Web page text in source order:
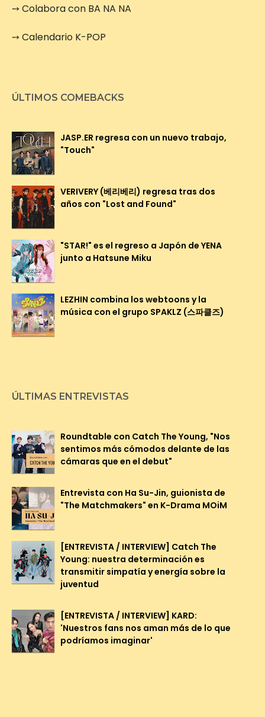
➙Colabora con BA NA NA
➙Calendario K-POP
ÚLTIMOS COMEBACKS
JASP.ER regresa con un nuevo trabajo,
"Touch"
VERIVERY (베리베리) regresa tras dos
años con "Lost and Found"
"STAR!" es el regreso a Japón de YENA
junto a Hatsune Miku
LEZHIN combina los webtoons y la
música con el grupo SPAKLZ (스파클즈)
ÚLTIMAS ENTREVISTAS
Roundtable con Catch The Young, "Nos
sentimos más cómodos delante de las
cámaras que en el debut"
Entrevista con Ha Su-Jin, guionista de
"The Matchmakers" en K-Drama MOiM
[ENTREVISTA / INTERVIEW] Catch The
Young: nuestra determinación es
transmitir simpatía y energía sobre la
juventud
[ENTREVISTA / INTERVIEW] KARD:
'Nuestros fans nos aman más de lo que
podríamos imaginar'